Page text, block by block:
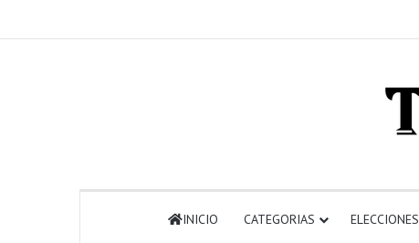
INICIO CATEGORIAS ELECCIONES